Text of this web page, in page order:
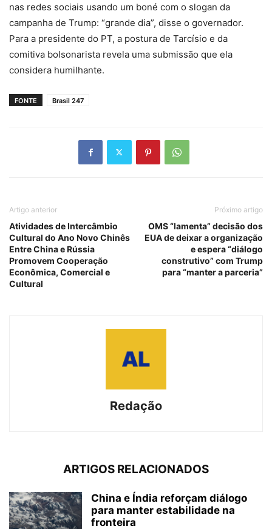
nas redes sociais usando um boné com o slogan da
campanha de Trump: “grande dia”, disse o governador.
Para a presidente do PT, a postura de Tarcísio e da
comitiva bolsonarista revela uma submissão que ela
considera humilhante.
FONTE Brasil 247
Artigo anterior
Atividades de Intercâmbio
Cultural do Ano Novo Chinês
Entre China e Rússia
Promovem Cooperação
Econômica, Comercial e
Cultural
Próximo artigo
OMS “lamenta” decisão dos
EUA de deixar a organização
e espera “diálogo
construtivo” com Trump
para “manter a parceria”
Redação
ARTIGOS RELACIONADOS
China e Índia reforçam diálogo
para manter estabilidade na
fronteira